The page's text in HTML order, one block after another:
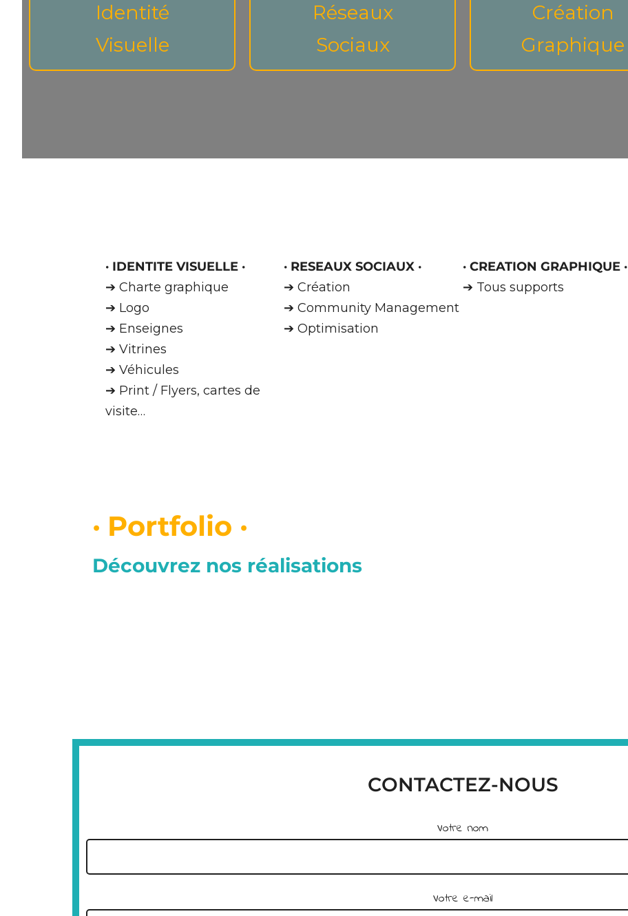
Identité
Visuelle
Réseaux
Sociaux
Création
Graphique
· IDENTITE VISUELLE ·
➔ Charte graphique
➔ Logo
➔ Enseignes
➔ Vitrines
➔ Véhicules
➔ Print / Flyers, cartes de
visite…
· RESEAUX SOCIAUX ·
➔ Création
➔ Community Management
➔ Optimisation
· CREATION GRAPHIQUE ·
➔ Tous supports
· Portfolio ·
Découvrez nos réalisations
CONTACTEZ-NOUS
Votre nom
Votre e-mail